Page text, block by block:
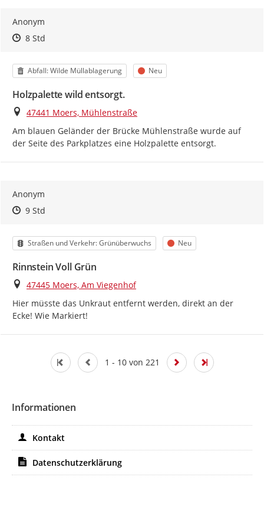
Anonym
Zeitpunkt des Erstellens
Zeitpunkt des Erstellens
8 StdZur Äußerung
Kategorie
Abfall: Wilde Müllablagerung Status
Neu
Holzpalette wild entsorgt.
Ort
47441 Moers, Mühlenstraße
Am blauen Geländer der Brücke Mühlenstraße wurde auf
der Seite des Parkplatzes eine Holzpalette entsorgt.
Anonym
Zeitpunkt des Erstellens
Zeitpunkt des Erstellens
9 StdZur Äußerung
Kategorie
Straßen und Verkehr: Grünüberwuchs Status
Neu
Rinnstein Voll Grün
Ort
47445 Moers, Am Viegenhof
Hier müsste das Unkraut entfernt werden, direkt an der
Ecke! Wie Markiert!
1 - 10 von 221
Informationen
Kontakt
Datenschutzerklärung